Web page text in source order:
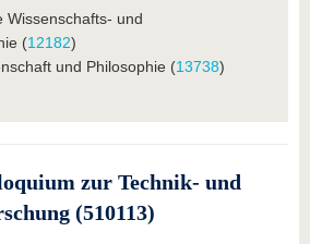
Wissenschafts- und
(12182)
und Philosophie (13738)
zur Technik- und
(510113)